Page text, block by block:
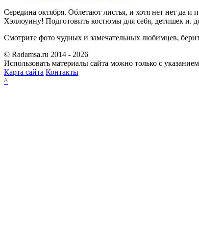
Середина октября. Облетают листья, и хотя нет нет да
Хэллоуину! Подготовить костюмы для себя, детишек и.
Смотрите фото чудных и замечательных любимцев,
© Radamsa.ru 2014 - 2026
Использовать материалы сайта можно только с
Карта сайта Контакты
^